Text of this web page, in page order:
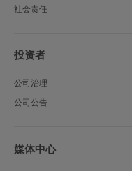
社会责任
投资者
公司治理
公司公告
媒体中心